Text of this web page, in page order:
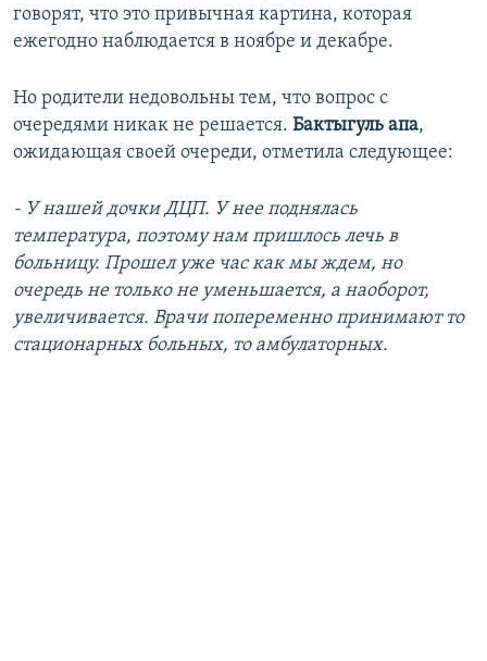
говорят, что это привычная картина, которая
ежегодно наблюдается в ноябре и декабре.
Но родители недовольны тем, что вопрос с
очередями никак не решается. Бактыгуль апа,
ожидающая своей очереди, отметила следующее:
- У нашей дочки ДЦП. У нее поднялась
температура, поэтому нам пришлось лечь в
больницу. Прошел уже час как мы ждем, но
очередь не только не уменьшается, а наоборот,
увеличивается. Врачи попеременно принимают то
стационарных больных, то амбулаторных.